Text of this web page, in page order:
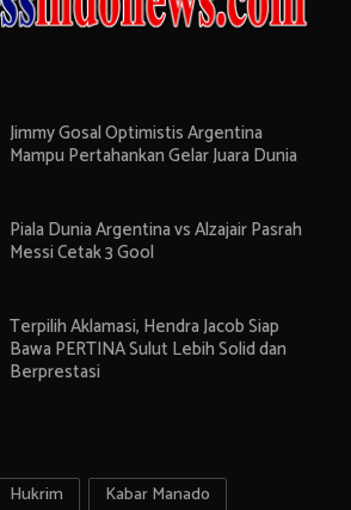
Jimmy Gosal Optimistis Argentina
Mampu Pertahankan Gelar Juara Dunia
Piala Dunia Argentina vs Alzajair Pasrah
Messi Cetak 3 Gool
Terpilih Aklamasi, Hendra Jacob Siap
Bawa PERTINA Sulut Lebih Solid dan
Berprestasi
Hukrim
Kabar Manado